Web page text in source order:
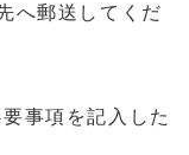
へ郵送してくだ
事項を記入した